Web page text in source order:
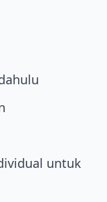
untuk